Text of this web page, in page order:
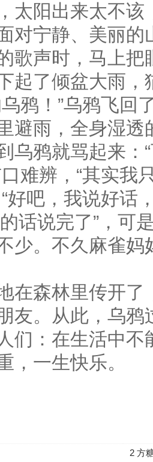
太阳出来太不
对宁静、美丽
歌声时，马上
起了倾盆大雨
鸦！”乌鸦飞回
避雨，全身湿
乌鸦就骂起来：
难辨，“其实我
好吧，我说好话
话说完了”，可
少。不久麻雀
在森林里传开
友。从此，乌鸦
们：在生活中
，一生快乐。
2 方